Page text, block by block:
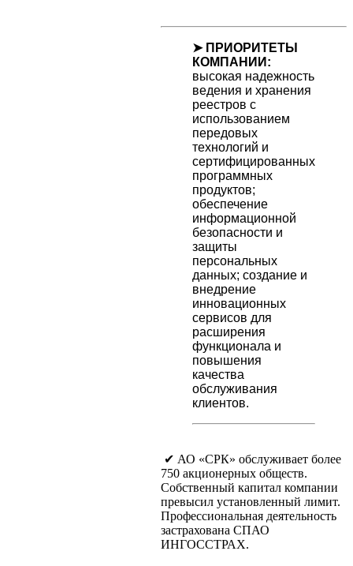
➤ ПРИОРИТЕТЫ
КОМПАНИИ:
высокая надежность
ведения и хранения
реестров с
использованием
передовых
технологий и
сертифицированных
программных
продуктов;
обеспечение
информационной
безопасности и
защиты
персональных
данных; создание и
внедрение
инновационных
сервисов для
расширения
функционала и
повышения
качества
обслуживания
клиентов.
✔ АО «СРК» обслуживает более
750 акционерных обществ.
Собственный капитал компании
превысил установленный лимит.
Профессиональная деятельность
застрахована СПАО
ИНГОССТРАХ.